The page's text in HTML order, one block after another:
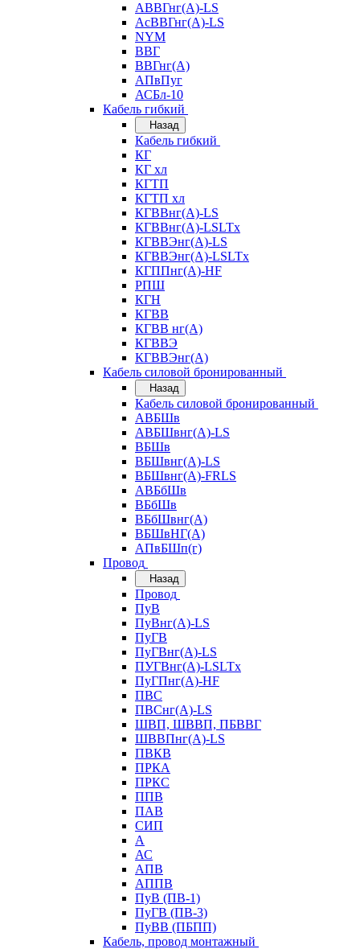
АВВГнг(А)-LS
АсВВГнг(А)-LS
NYM
ВВГ
ВВГнг(А)
АПвПуг
АСБл-10
Кабель гибкий
Назад
Кабель гибкий
КГ
КГ хл
КГТП
КГТП хл
КГВВнг(А)-LS
КГВВнг(А)-LSLTx
КГВВЭнг(А)-LS
КГВВЭнг(А)-LSLTx
КГППнг(А)-HF
РПШ
КГН
КГВВ
КГВВ нг(А)
КГВВЭ
КГВВЭнг(А)
Кабель силовой бронированный
Назад
Кабель силовой бронированный
АВБШв
АВБШвнг(А)-LS
ВБШв
ВБШвнг(А)-LS
ВБШвнг(А)-FRLS
АВБбШв
ВБбШв
ВБбШвнг(А)
ВБШвНГ(А)
АПвБШп(г)
Провод
Назад
Провод
ПуВ
ПуВнг(А)-LS
ПуГВ
ПуГВнг(А)-LS
ПУГВнг(А)-LSLTx
ПуГПнг(А)-HF
ПВС
ПВСнг(А)-LS
ШВП, ШВВП, ПБВВГ
ШВВПнг(А)-LS
ПВКВ
ПРКА
ПРКС
ППВ
ПАВ
СИП
А
АС
АПВ
АППВ
ПуВ (ПВ-1)
ПуГВ (ПВ-3)
ПуВВ (ПБПП)
Кабель, провод монтажный